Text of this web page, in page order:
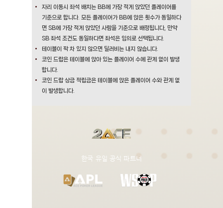
자리 이동시 좌석 배치는 BB에 가장 적게 앉았던 플레이어를
기준으로 합니다. 모든 플레이어가 BB에 앉은 횟수가 동일하다
면 SB에 가장 적게 앉았던 사람을 기준으로 배정됩니다, 만약
SB 좌석 조건도 동일하다면 좌석은 임의로 선택됩니다.
테이블이 꽉 차 있지 않으면 딜러비는 내지 않습니다.
코인 드랍은 테이블에 앉아 있는 플레이어 수에 관계 없이 발생
합니다.
코인 드랍 상금 적립금은 테이블에 앉은 플레이어 수와 관계 없
이 발생합니다.
​한국 유일 공식 파트너